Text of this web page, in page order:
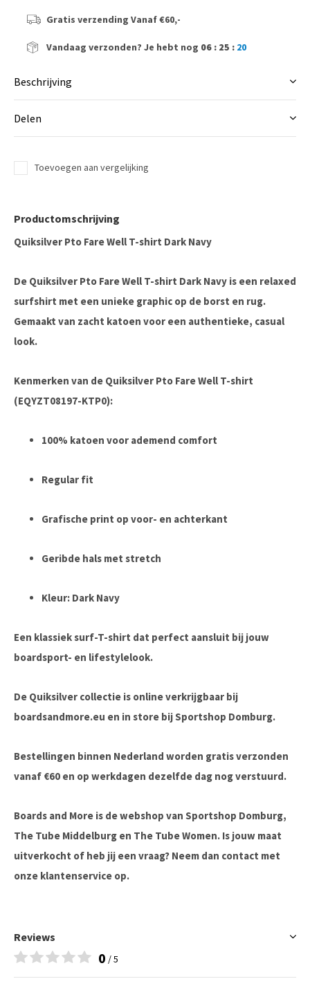
Gratis verzending Vanaf €60,-
Vandaag verzonden? Je hebt nog 06 : 25 : 19
Beschrijving
Delen
Toevoegen aan vergelijking
Productomschrijving
Quiksilver Pto Fare Well T-shirt Dark Navy
De Quiksilver Pto Fare Well T-shirt Dark Navy is een relaxed
surfshirt met een unieke graphic op de borst en rug.
Gemaakt van zacht katoen voor een authentieke, casual
look.
Kenmerken van de Quiksilver Pto Fare Well T-shirt
(EQYZT08197-KTP0):
100% katoen voor ademend comfort
Regular fit
Grafische print op voor- en achterkant
Geribde hals met stretch
Kleur: Dark Navy
Een klassiek surf-T-shirt dat perfect aansluit bij jouw
boardsport- en lifestylelook.
De Quiksilver collectie is online verkrijgbaar bij
boardsandmore.eu en in store bij Sportshop Domburg.
Bestellingen binnen Nederland worden gratis verzonden
vanaf €60 en op werkdagen dezelfde dag nog verstuurd.
Boards and More is de webshop van Sportshop Domburg,
The Tube Middelburg en The Tube Women. Is jouw maat
uitverkocht of heb jij een vraag? Neem dan contact met
onze klantenservice op.
Reviews
0 / 5